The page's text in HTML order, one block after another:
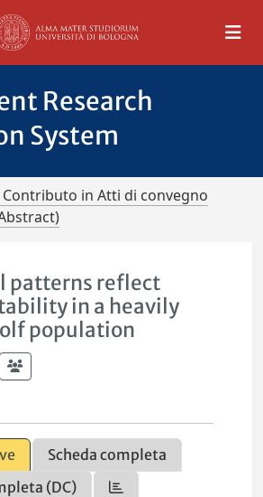
Research
System
Contributo in Atti di convegno
patterns reflect
in a heavily
population
Scheda completa
(DC)